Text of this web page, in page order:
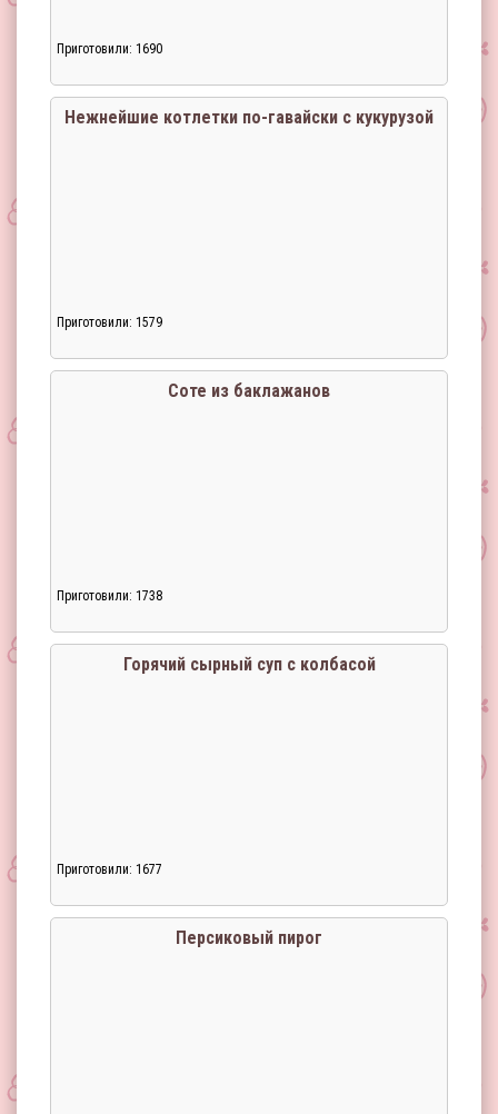
Приготовили: 1690
Нежнейшие котлетки по-гавайски с кукурузой
Приготовили: 1579
Соте из баклажанов
Приготовили: 1738
Горячий сырный суп с колбасой
Приготовили: 1677
Персиковый пирог